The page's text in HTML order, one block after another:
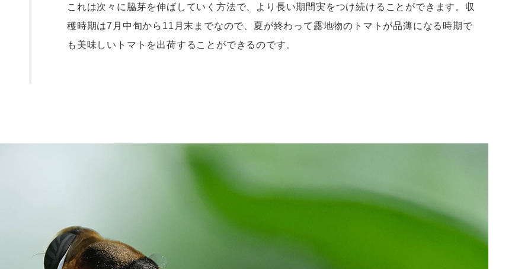
これは次々に脇芽を伸ばしていく方法で、より長い期間実をつけ続けることができます。収
穫時期は7月中旬から11月末までなので、夏が終わって露地物のトマトが品薄になる時期で
も美味しいトマトを出荷することができるのです。